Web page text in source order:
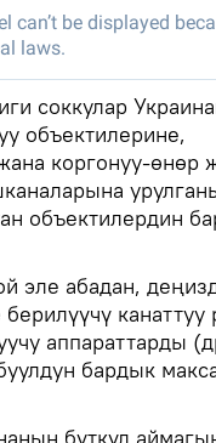
соккулар
объектилерине,
коргонуу-өнөр
объектилердин
эле абадан,
берилүүчү
аппараттарды
бардык
бүткүл